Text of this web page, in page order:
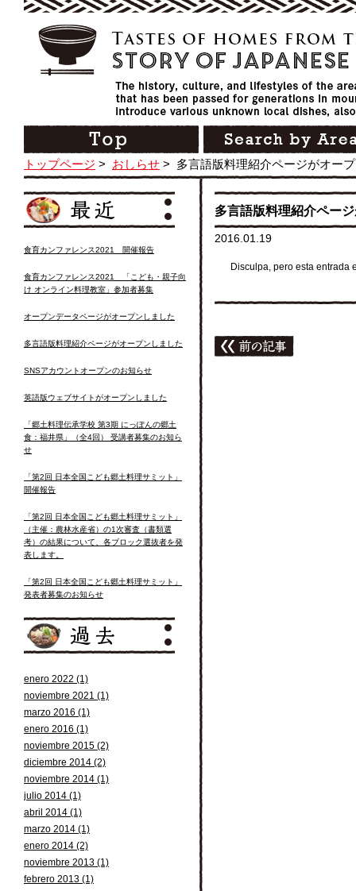
トップページ > おしらせ > 多言語版料理紹介ページがオー
多言語版料理紹介ペー
2016.01.19
Disculpa, pero esta
食育カンファレンス2021 開催報告
食育カンファレンス2021 「こども・親子向
け オンライン料理教室」参加者募集
オープンデータページがオープンしました
多言語版料理紹介ページがオープンしました
SNSアカウントオープンのお知らせ
英語版ウェブサイトがオープンしました
「郷土料理伝承学校 第3期 にっぽんの郷土
食：福井県」（全4回） 受講者募集のお知ら
せ
「第2回 日本全国こども郷土料理サミット」
開催報告
「第2回 日本全国こども郷土料理サミット」
（主催：農林水産省）の1次審査（書類選
考）の結果について、各ブロック選抜者を発
表します。
「第2回 日本全国こども郷土料理サミット」
発表者募集のお知らせ
enero 2022 (1)
noviembre 2021 (1)
marzo 2016 (1)
enero 2016 (1)
noviembre 2015 (2)
diciembre 2014 (2)
noviembre 2014 (1)
julio 2014 (1)
abril 2014 (1)
marzo 2014 (1)
enero 2014 (2)
noviembre 2013 (1)
febrero 2013 (1)